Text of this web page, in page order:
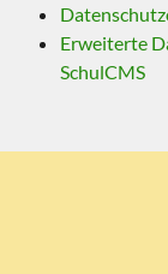
Erweiterte
SchulCMS